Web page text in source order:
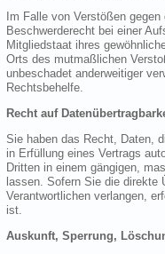
Im Falle von Verstößen
Beschwerderecht bei einer
Mitgliedstaat ihres
Orts des mutmaßlichen
unbeschadet anderweitiger
Rechtsbehelfe.
Recht auf
Sie haben das Recht, Daten,
in Erfüllung eines Vertrags
Dritten in einem gängigen,
lassen. Sofern Sie die direkte
Verantwortlichen verlangen,
ist.
Auskunft, Sperrung,